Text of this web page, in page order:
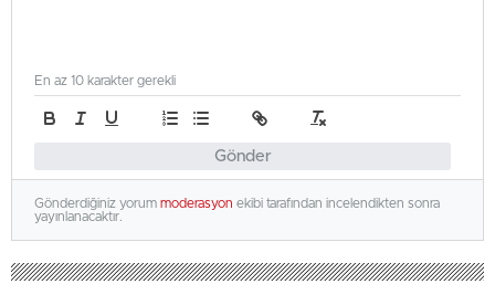
Gönder
En az 10 karakter gerekli
Gönderdiğiniz yorum moderasyon ekibi tarafından incelendikten sonra
yayınlanacaktır.